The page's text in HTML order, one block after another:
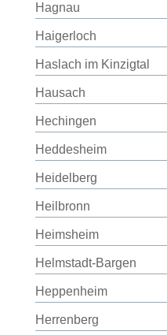
Hagnau
Haigerloch
Haslach im Kinzigtal
Hausach
Hechingen
Heddesheim
Heidelberg
Heilbronn
Heimsheim
Helmstadt-Bargen
Heppenheim
Herrenberg